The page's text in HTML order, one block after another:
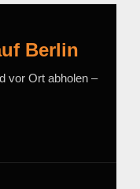
Berlin
vor Ort abholen –